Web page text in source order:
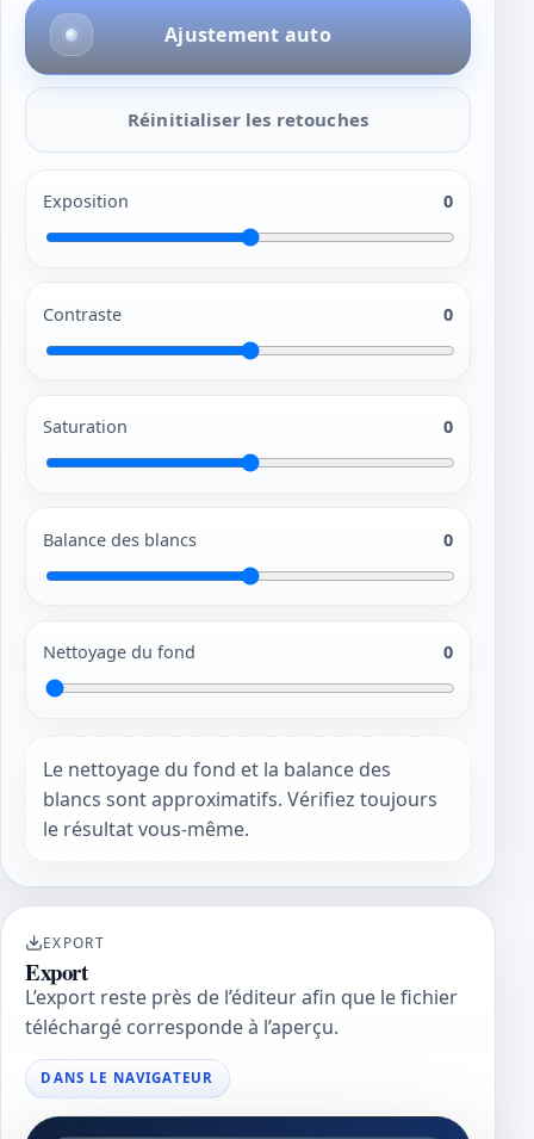
Ajustement auto
Réinitialiser les retouches
Exposition 0
Contraste 0
Saturation 0
Balance des blancs 0
Nettoyage du fond 0
Le nettoyage du fond et la balance des
blancs sont approximatifs. Vérifiez toujours
le résultat vous-même.
EXPORT
Export
L’export reste près de l’éditeur afin que le fichier
téléchargé corresponde à l’aperçu.
DANS LE NAVIGATEUR